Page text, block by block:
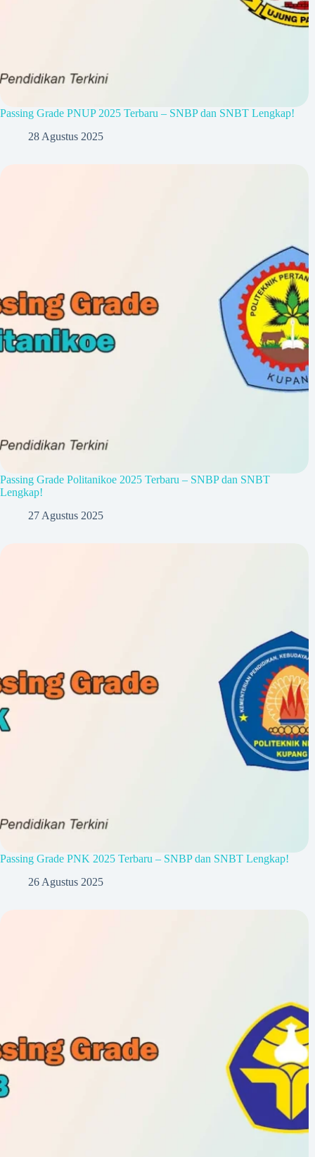
Passing Grade PNUP 2025 Terbaru – SNBP dan SNBT Lengkap!
28 Agustus 2025
Passing Grade Politanikoe 2025 Terbaru – SNBP dan SNBT
Lengkap!
27 Agustus 2025
Passing Grade PNK 2025 Terbaru – SNBP dan SNBT Lengkap!
26 Agustus 2025